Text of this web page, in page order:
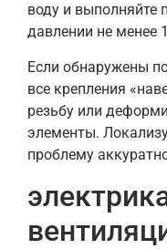
воду и выполняйте
давлении не менее
Если обнаружены
все крепления
резьбу или
элементы.
проблему